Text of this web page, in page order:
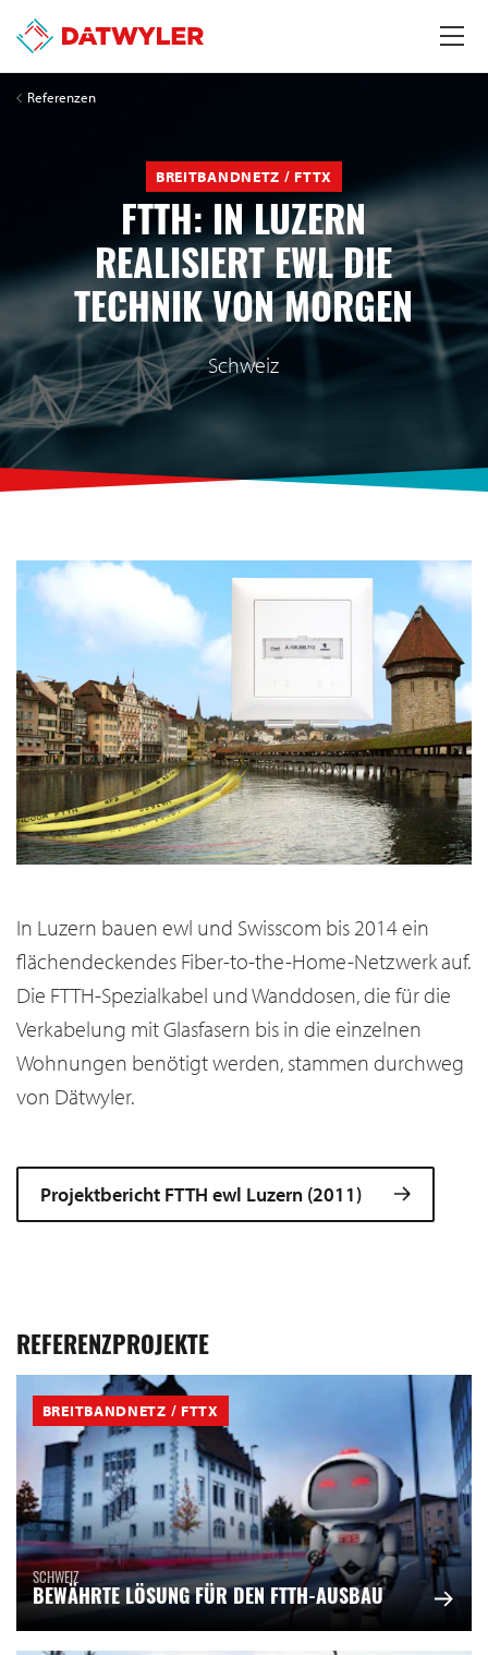
Referenzen
BREITBANDNETZ / FTTX
FTTH: IN LUZERN
REALISIERT EWL DIE
TECHNIK VON MORGEN
Schweiz
In Luzern bauen ewl und Swisscom bis 2014 ein
flächendeckendes Fiber-to-the-Home-Netzwerk auf.
Die FTTH-Spezialkabel und Wanddosen, die für die
Verkabelung mit Glasfasern bis in die einzelnen
Wohnungen benötigt werden, stammen durchweg
von Dätwyler.
Projektbericht FTTH ewl Luzern (2011)
REFERENZPROJEKTE
BREITBANDNETZ / FTTX
SCHWEIZ
BEWÄHRTE LÖSUNG FÜR DEN FTTH-AUSBAU